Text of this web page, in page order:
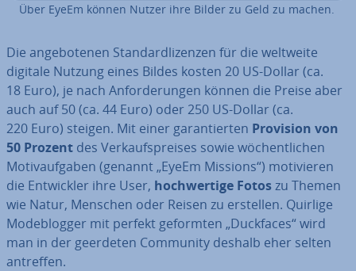
Über EyeEm können Nutzer ihre Bilder zu Geld zu machen.
Die an­ge­bo­te­nen Stan­dard­li­zen­zen für die weltweite
digitale Nutzung eines Bildes kosten 20 US-Dollar (ca.
18 Euro), je nach An­for­de­run­gen können die Preise aber
auch auf 50 (ca. 44 Euro) oder 250 US-Dollar (ca.
220 Euro) steigen. Mit einer ga­ran­tier­ten Provision von
50 Prozent des Ver­kaufs­prei­ses sowie wö­chent­li­chen
Mo­tiv­auf­ga­ben (genannt „EyeEm Missions“) mo­ti­vie­ren
die Ent­wick­ler ihre User, hoch­wer­ti­ge Fotoszu Themen
wie Natur, Menschen oder Reisen zu erstellen. Quirlige
Mo­de­blog­ger mit perfekt geformten „Duckfaces“ wird
man in der geerdeten Community deshalb eher selten
antreffen.